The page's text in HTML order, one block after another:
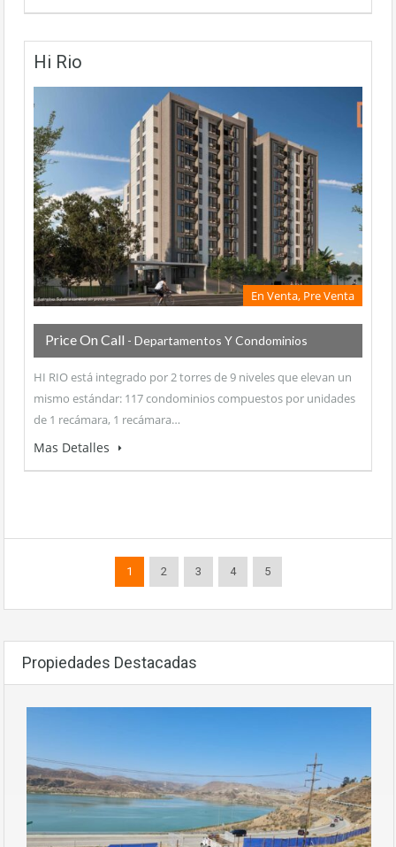
Hi Rio
En Venta, Pre Venta
Price On Call - Departamentos Y Condominios
HI RIO está integrado por 2 torres de 9 niveles que elevan un
mismo estándar: 117 condominios compuestos por unidades
de 1 recámara, 1 recámara…
Mas Detalles
1 2 3 4 5
Propiedades Destacadas